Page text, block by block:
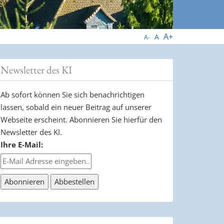
A- A A+
Newsletter des KI
Ab sofort können Sie sich benachrichtigen
lassen, sobald ein neuer Beitrag auf unserer
Webseite erscheint. Abonnieren Sie hierfür den
Newsletter des KI.
Ihre E-Mail: